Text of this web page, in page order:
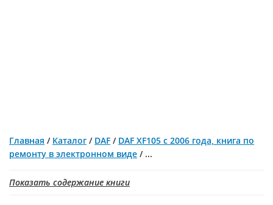
Главная / Каталог / DAF / DAF XF105 с 2006 года, книга по
ремонту в электронном виде / ...
Показать содержание книги